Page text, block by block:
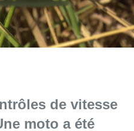
de vitesse
moto a été